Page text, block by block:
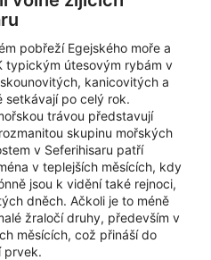
pobřeží Egejského moře a
typickým útesovým rybám v
kanicovitých a
setkávají po celý rok.
trávou představují
skupinu mořských
v Seferihisaru patří
v teplejších měsících, kdy
jsou k vidění také rejnoci,
dněch. Ačkoli je to méně
žraločí druhy, především v
měsících, což přináší do
prvek.
s IAB: